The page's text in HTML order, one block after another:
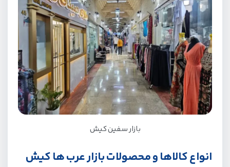
بازار سفین کیش
انواع کالاها و محصولات بازار عرب ها کیش